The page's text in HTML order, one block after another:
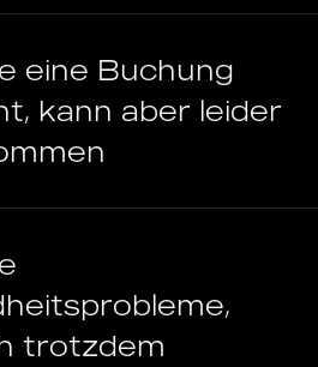
eine Buchung
kann aber leider
trotzdem